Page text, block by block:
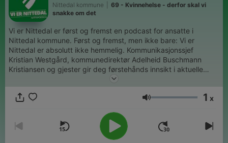
Nittedal kommune
69 - Kvinnehelse - derfor skal vi
snakke om det
Vi er Nittedal er først og fremst en podcast for ansatte i
Nittedal kommune. Først og fremst, men ikke bare: Vi er
Nittedal er absolutt ikke hemmelig. Kommunikasjonssjef
Kristian Westgård, kommunedirektør Adelheid Buschmann
Kristiansen og gjester gir deg førstehånds innsikt i aktuelle
temaer som Vi i Nittedal kommune er opptatt av.
Volum 1 x